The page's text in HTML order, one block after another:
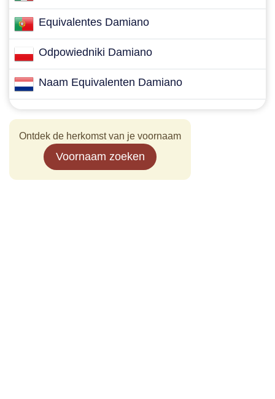
Equivalentes Damiano
Odpowiedniki Damiano
Naam Equivalenten Damiano
Ontdek de herkomst van je voornaam
Voornaam zoeken